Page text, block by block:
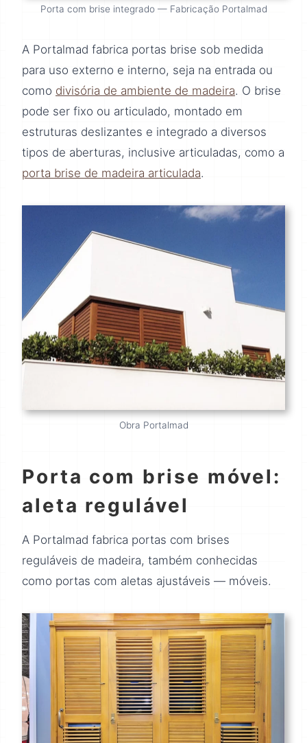
Porta com brise integrado — Fabricação Portalmad
A Portalmad fabrica portas brise sob medida
para uso externo e interno, seja na entrada ou
como divisória de ambiente de madeira. O brise
pode ser fixo ou articulado, montado em
estruturas deslizantes e integrado a diversos
tipos de aberturas, inclusive articuladas, como a
porta brise de madeira articulada.
Obra Portalmad
Porta com brise móvel:
aleta regulável
A Portalmad fabrica portas com brises
reguláveis de madeira, também conhecidas
como portas com aletas ajustáveis — móveis.